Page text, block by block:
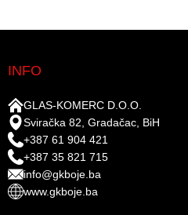
INFO
GLAS-KOMERC D.O.O.
Sviračka 82, Gradačac, BiH
+387 61 904 421
+387 35 821 715
info@gkboje.ba
www.gkboje.ba